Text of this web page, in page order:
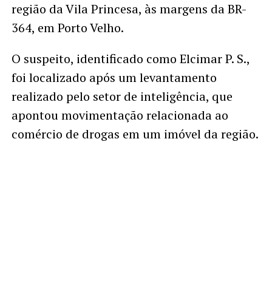
região da Vila Princesa, às margens da BR-
364, em Porto Velho.
O suspeito, identificado como Elcimar P. S.,
foi localizado após um levantamento
realizado pelo setor de inteligência, que
apontou movimentação relacionada ao
comércio de drogas em um imóvel da região.